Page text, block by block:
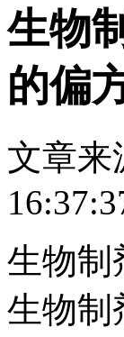
生物
的偏
文章来
生物制
生物制